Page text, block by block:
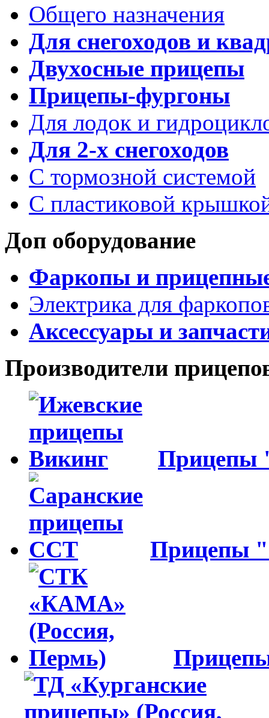
Общего назначения
Для снегоходов и
Двухосные прицепы
Прицепы-фургоны
Для лодок и
Для 2-х снегоходов
С тормозной системой
С пластиковой
Доп оборудование
Фаркопы и
Электрика для
Аксессуары и
Производители
Прицепы